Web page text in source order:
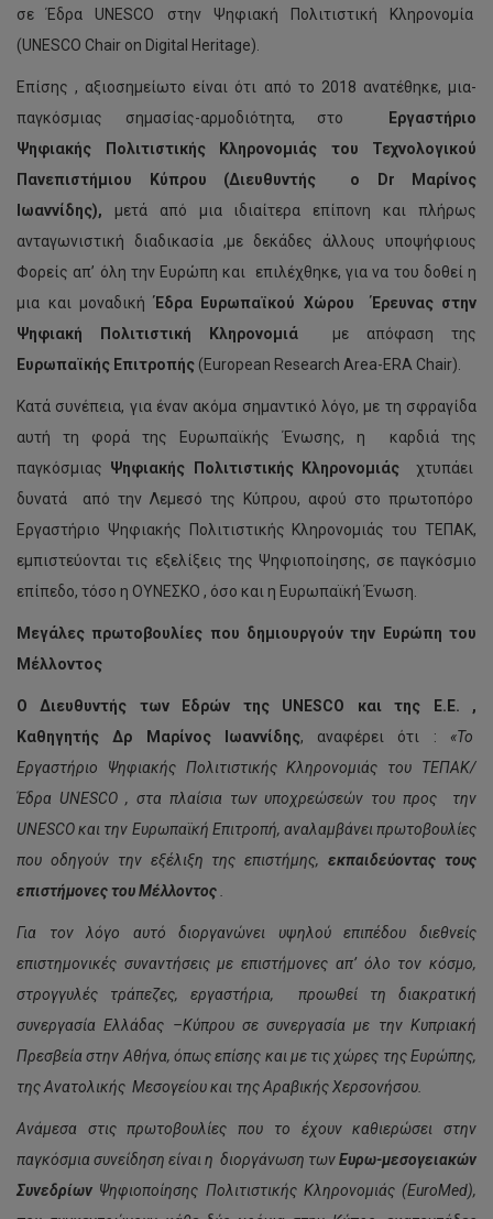
σε Έδρα UNESCO στην Ψηφιακή Πολιτιστική Κληρονομία
(UNESCO Chair on Digital Heritage).
Επίσης , αξιοσημείωτο είναι ότι από το 2018 ανατέθηκε, μια-
παγκόσμιας σημασίας-αρμοδιότητα, στο
Εργαστήριο
Ψηφιακής Πολιτιστικής Κληρονομιάς του Τεχνολογικού
Πανεπιστήμιου Κύπρου (Διευθυντής ο
Dr Μαρίνος
Ιωαννίδης), μετά από μια ιδιαίτερα επίπονη και πλήρως
ανταγωνιστική διαδικασία ,με δεκάδες άλλους υποψήφιους
Φορείς απ’ όλη την Ευρώπη και επιλέχθηκε, για να του δοθεί η
μια και μοναδικήΈδρα Ευρωπαϊκού Χώρου Έρευνας στην
Ψηφιακή Πολιτιστική Κληρονομιά με απόφαση της
Ευρωπαϊκής Επιτροπής (European Research Area-ERA Chair).
Κατά συνέπεια, για έναν ακόμα σημαντικό λόγο, με τη σφραγίδα
αυτή τη φορά της Ευρωπαϊκής Ένωσης, η καρδιά της
παγκόσμιας Ψηφιακής Πολιτιστικής Κληρονομιάς χτυπάει
δυνατά από την Λεμεσό της Κύπρου, αφού στο πρωτοπόρο
Εργαστήριο Ψηφιακής Πολιτιστικής Κληρονομιάς του ΤΕΠΑΚ,
εμπιστεύονται τις εξελίξεις της Ψηφιοποίησης, σε παγκόσμιο
επίπεδο, τόσο η ΟΥΝΕΣΚΟ , όσο και η Ευρωπαϊκή Ένωση.
Μεγάλες πρωτοβουλίες που δημιουργούν την Ευρώπη του
Μέλλοντος
Ο Διευθυντής των Εδρών της UNESCO και της Ε.Ε. ,
Καθηγητής Δρ Μαρίνος Ιωαννίδης, αναφέρει ότι : «Το
Εργαστήριο Ψηφιακής Πολιτιστικής Κληρονομιάς του ΤΕΠΑΚ/
Έδρα UNESCO, στα πλαίσια των υποχρεώσεών του προς την
UNESCOκαι την Ευρωπαϊκή Επιτροπή, αναλαμβάνει πρωτοβουλίες
που οδηγούν την εξέλιξη της επιστήμης,εκπαιδεύοντας τους
επιστήμονες του Μέλλοντος
Για τον λόγο αυτό διοργανώνει υψηλού επιπέδου διεθνείς
επιστημονικές συναντήσεις με επιστήμονες απ’ όλο τον κόσμο,
στρογγυλές τράπεζες, εργαστήρια, προωθεί τη διακρατική
συνεργασία Ελλάδας –Κύπρου σε συνεργασία με την Κυπριακή
Πρεσβεία στην Αθήνα, όπως επίσης και με τις χώρες της Ευρώπης,
της Ανατολικής Μεσογείου και της Αραβικής Χερσονήσου.
Ανάμεσα στις πρωτοβουλίες που το έχουν καθιερώσει στην
παγκόσμια συνείδηση είναι η διοργάνωση τωνΕυρω-μεσογειακών
Συνεδρίων Ψηφιοποίησης Πολιτιστικής Κληρονομιάς (EuroMed),